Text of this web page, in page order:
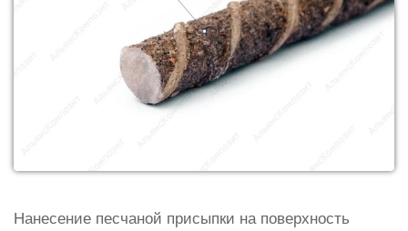
Нанесение песчаной присыпки на поверхность